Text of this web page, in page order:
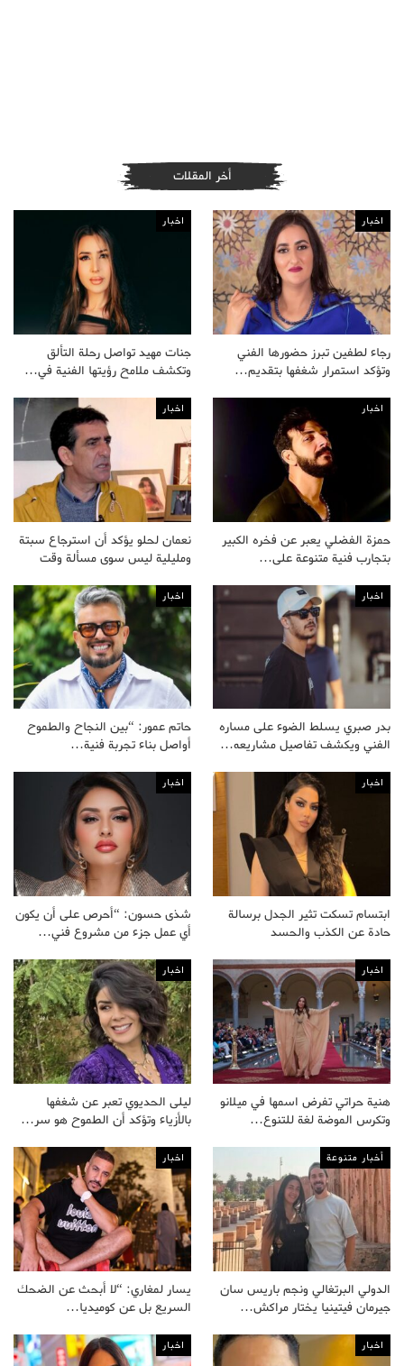
أخر المقلات
اخبار
رجاء لطفين تبرز حضورها الفني
وتؤكد استمرار شغفها بتقديم…
اخبار
جنات مهيد تواصل رحلة التألق
وتكشف ملامح رؤيتها الفنية في…
اخبار
حمزة الفضلي يعبر عن فخره الكبير
بتجارب فنية متنوعة على…
اخبار
نعمان لحلو يؤكد أن استرجاع سبتة
ومليلية ليس سوى مسألة وقت
اخبار
بدر صبري يسلط الضوء على مساره
الفني ويكشف تفاصيل مشاريعه…
اخبار
حاتم عمور: “بين النجاح والطموح
أواصل بناء تجربة فنية…
اخبار
ابتسام تسكت تثير الجدل برسالة
حادة عن الكذب والحسد
اخبار
شذى حسون: “أحرص على أن يكون
أي عمل جزء من مشروع فني…
اخبار
هنية حراتي تفرض اسمها في ميلانو
وتكرس الموضة لغة للتنوع…
اخبار
ليلى الحديوي تعبر عن شغفها
بالأزياء وتؤكد أن الطموح هو سر…
أخبار متنوعة
الدولي البرتغالي ونجم باريس سان
جيرمان فيتينيا يختار مراكش…
اخبار
يسار لمغاري: “لا أبحث عن الضحك
السريع بل عن كوميديا…
اخبار اخبار